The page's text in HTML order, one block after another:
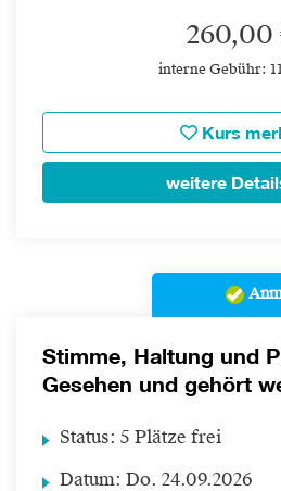
260,00
interne Gebühr:
Kurs
weitere
Stimme, Haltung und
Gesehen und gehört
Status: 5 Plätze frei
Datum: Do. 24.09.2026